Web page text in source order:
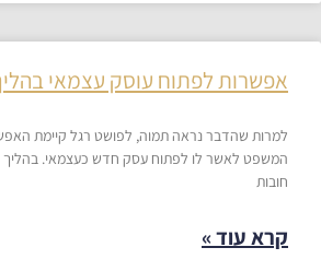
אפשרות לפתוח עוסק עצמאי
למרות שהדבר נראה תמוה, לפושט רגל קיימת
המשפט לאשר לו לפתוח עסק חדש כעצמאי. בהליך
חובות
קרא עוד »